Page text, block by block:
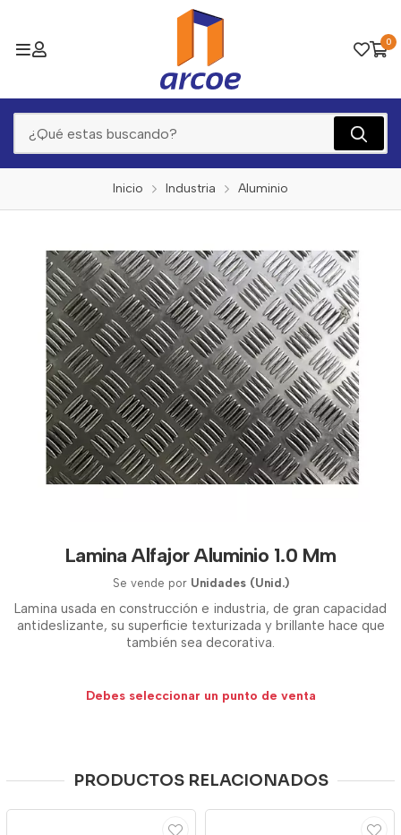
0
Inicio Industria Aluminio
Lamina Alfajor Aluminio 1.0 Mm
Se vende por Unidades (Unid.)
Lamina usada en construcción e industria, de gran capacidad
antideslizante, su superficie texturizada y brillante hace que
también sea decorativa.
Debes seleccionar un punto de venta
PRODUCTOS RELACIONADOS